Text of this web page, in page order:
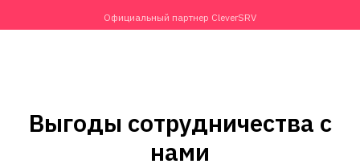
Официальный партнер CleverSRV
Выгоды сотрудничества с
нами